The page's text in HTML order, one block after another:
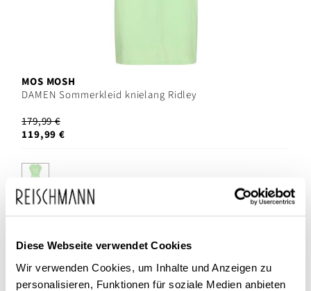
Diese Webseite verwendet Cookies
Wir verwenden Cookies, um Inhalte und Anzeigen zu
personalisieren, Funktionen für soziale Medien anbieten
MOS MOSH
DAMEN Sommerkleid knielang Ridley
179,99 €
119,99 €